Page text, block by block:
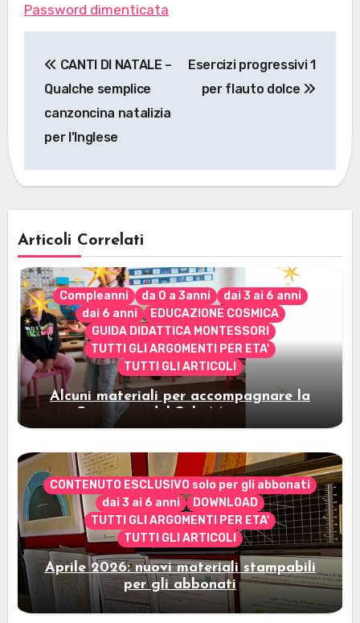
Password dimenticata
articoli
CANTI DI NATALE –
Qualche semplice
canzoncina natalizia
per l’Inglese
Esercizi progressivi 1
per flauto dolce
Articoli Correlati
Compleanni da 0 a 3anni
dai 3 ai 6 anni
dai 6 anni
EDUCAZIONE COSMICA
GUIDA DIDATTICA MONTESSORI
TUTTI GLI ARGOMENTI PER ETA'
TUTTI GLI ARTICOLI
Alcuni materiali per accompagnare la
Cerimonia del Sole Montessori
CONTENUTO ESCLUSIVO solo per gli abbonati
dai 3 ai 6 anni
DOWNLOAD
TUTTI GLI ARGOMENTI PER ETA'
TUTTI GLI ARTICOLI
Aprile 2026: nuovi materiali stampabili
per gli abbonati